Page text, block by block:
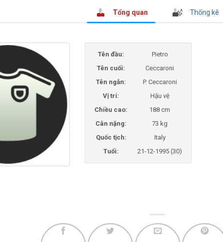
Tổng quan Thống kê
Tên đầu:
Pietro
Tên cuối:
Ceccaroni
Tên ngắn:
P. Ceccaroni
Vị trí:
Hậu vệ
Chiều cao:
188 cm
Cân nặng:
73 kg
Quốc tịch:
Italy
Tuổi:
21-12-1995 (30)